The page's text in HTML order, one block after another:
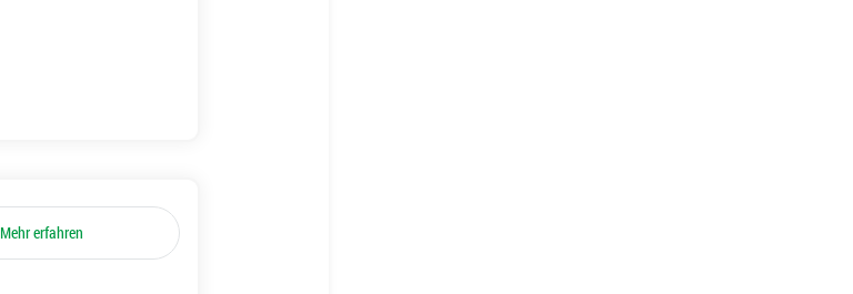
Mehr erfahren